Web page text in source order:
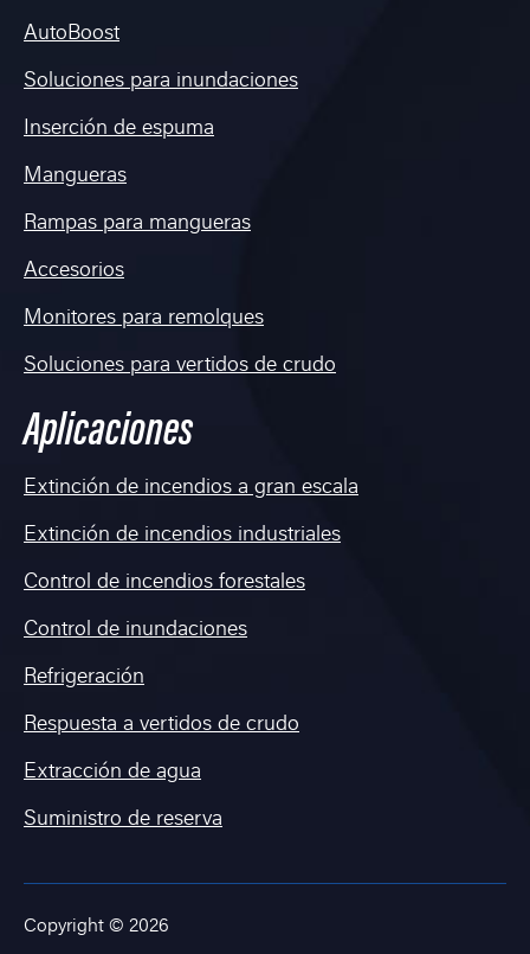
AutoBoost
Soluciones para inundaciones
Inserción de espuma
Mangueras
Rampas para mangueras
Accesorios
Monitores para remolques
Soluciones para vertidos de crudo
Aplicaciones
Extinción de incendios a gran escala
Extinción de incendios industriales
Control de incendios forestales
Control de inundaciones
Refrigeración
Respuesta a vertidos de crudo
Extracción de agua
Suministro de reserva
Copyright © 2026